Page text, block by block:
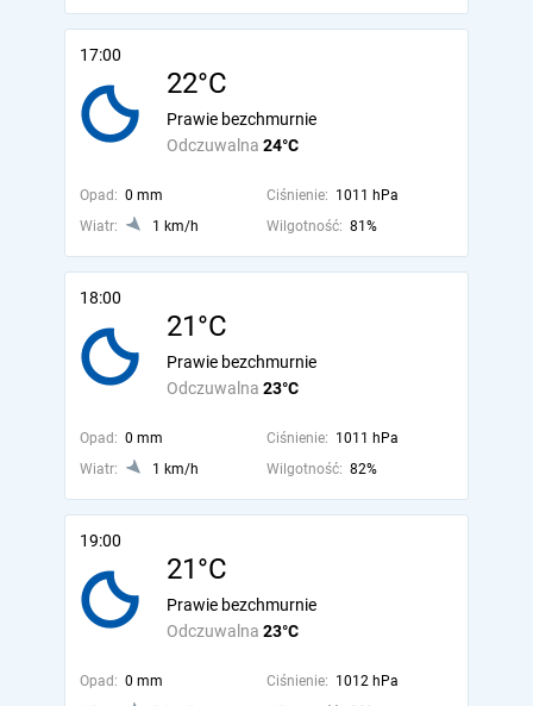
17:00
22°C
Odczuwalna 24°C
Prawie bezchmurnie
Opad: 0 mm Ciśnienie: 1011 hPa
Wiatr:
1 km/h Wilgotność: 81%
18:00
21°C
Odczuwalna 23°C
Prawie bezchmurnie
Opad: 0 mm Ciśnienie: 1011 hPa
Wiatr:
1 km/h Wilgotność: 82%
19:00
21°C
Odczuwalna 23°C
Prawie bezchmurnie
Opad: 0 mm Ciśnienie: 1012 hPa